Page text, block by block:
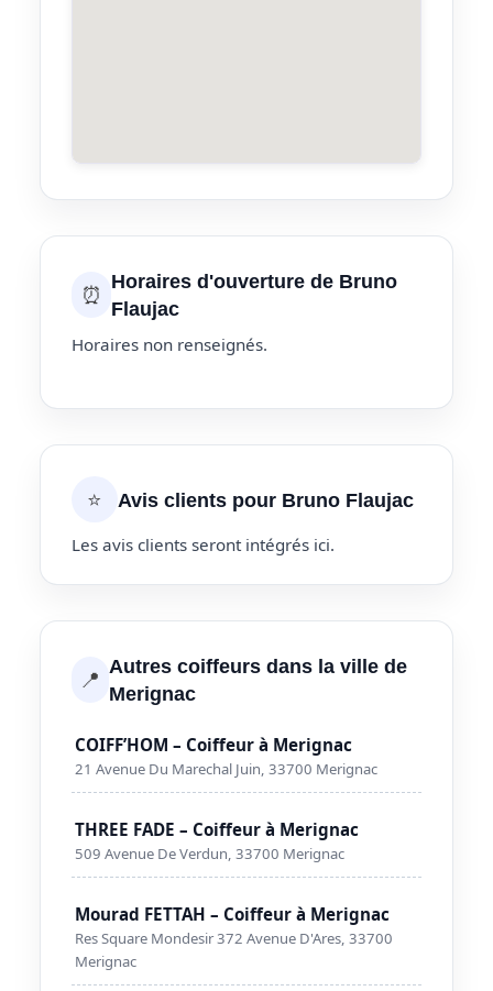
⏰ Horaires d'ouverture de Bruno
Flaujac
Horaires non renseignés.
⭐ Avis clients pour Bruno Flaujac
Les avis clients seront intégrés ici.
📍 Autres coiffeurs dans la ville de
Merignac
COIFF’HOM – Coiffeur à Merignac
21 Avenue Du Marechal Juin, 33700 Merignac
THREE FADE – Coiffeur à Merignac
509 Avenue De Verdun, 33700 Merignac
Mourad FETTAH – Coiffeur à Merignac
Res Square Mondesir 372 Avenue D'Ares, 33700
Merignac